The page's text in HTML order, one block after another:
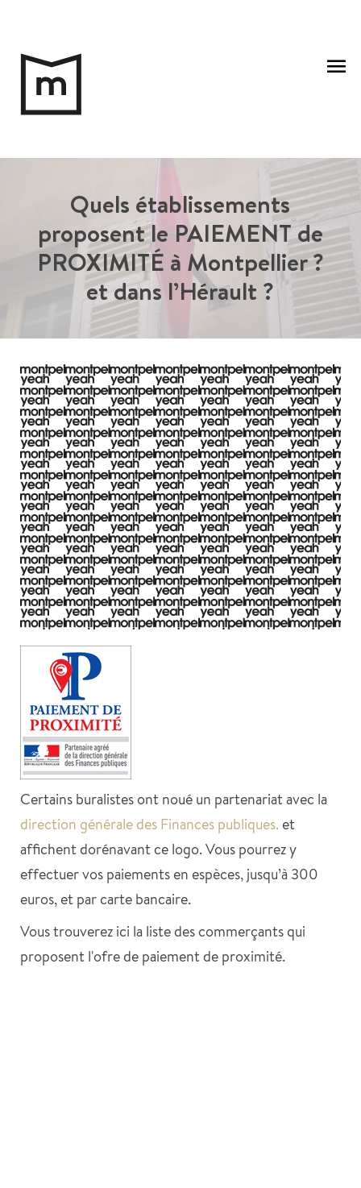
contenu
Quels établissements
proposent le PAIEMENT de
PROXIMITÉ à Montpellier ?
et dans l’Hérault ?
Certains buralistes ont noué un partenariat avec la
direction générale des Finances publiques. et
affichent dorénavant ce logo. Vous pourrez y
effectuer vos paiements en espèces, jusqu’à 300
euros, et par carte bancaire.
Vous trouverez ici la liste des commerçants qui
proposent l'ofre de paiement de proximité.